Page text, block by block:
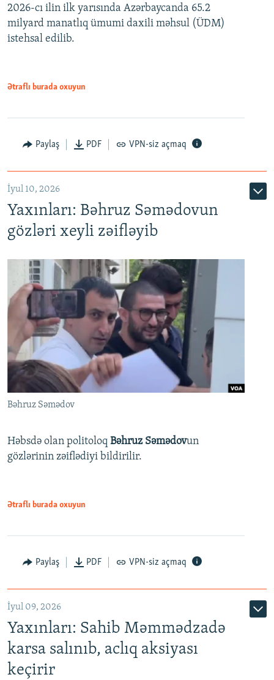
Auto 240p 360p 480p
360p
480p
2026-cı ilin ilk yarısında Azərbaycanda 65.2
milyard manatlıq ümumi daxili məhsul (ÜDM)
istehsal edilib.
Ətraflı burada oxuyun
Paylaş PDF VPN-siz açmaq
İyul 10, 2026
Yaxınları: Bəhruz Səmədovun
gözləri xeyli zəifləyib
Bəhruz Səmədov
Həbsdə olan politoloq Bəhruz Səmədovun
gözlərinin zəiflədiyi bildirilir.
Ətraflı burada oxuyun
Paylaş PDF VPN-siz açmaq
İyul 09, 2026
Yaxınları: Sahib Məmmədzadə
karsa salınıb, aclıq aksiyası
keçirir